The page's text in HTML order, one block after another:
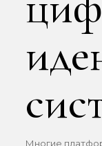
Многие